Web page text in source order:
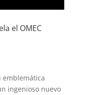
el OMEC
emblemática
ingenioso nuevo